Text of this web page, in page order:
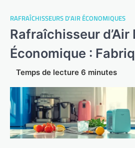
RAFRAÎCHISSEURS D'AIR ÉCONOMIQUES
Rafraîchisseur d’Air
Économique :